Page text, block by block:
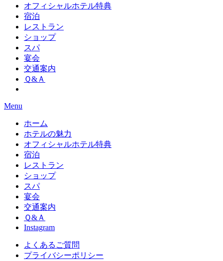
オフィシャルホテル特典
宿泊
レストラン
ショップ
スパ
宴会
交通案内
Ｑ&Ａ
Menu
ホーム
ホテルの魅力
オフィシャルホテル特典
宿泊
レストラン
ショップ
スパ
宴会
交通案内
Ｑ&Ａ
Instagram
よくあるご質問
プライバシーポリシー